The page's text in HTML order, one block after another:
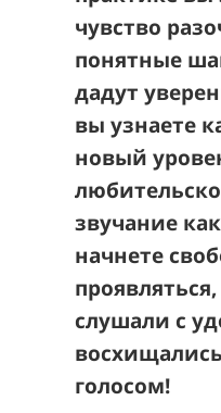
чувство
понятные
дадут
вы узнаете
новый
звучание
начнете
слушали с
голосом!